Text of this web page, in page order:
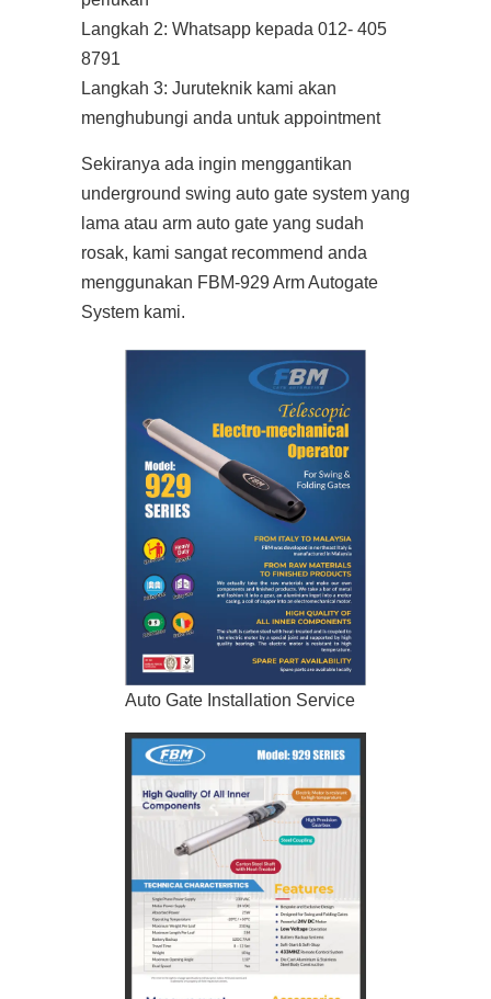
Langkah 2: Whatsapp kepada 012- 405
8791
Langkah 3: Juruteknik kami akan
menghubungi anda untuk appointment
Sekiranya ada ingin menggantikan
underground swing auto gate system yang
lama atau arm auto gate yang sudah
rosak, kami sangat recommend anda
menggunakan FBM-929 Arm Autogate
System kami.
Auto Gate Installation Service